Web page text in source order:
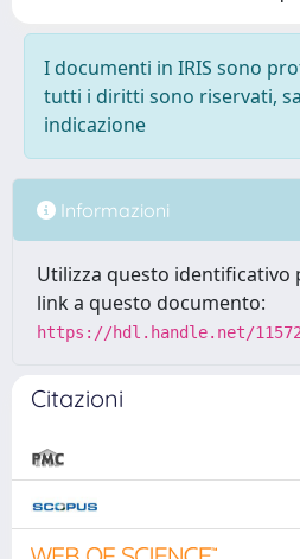
I documenti in IRIS sono
tutti i diritti sono riservati,
indicazione
Informazioni
Utilizza questo identificativo
link a questo documento:
https://hdl.handle.net/
Citazioni